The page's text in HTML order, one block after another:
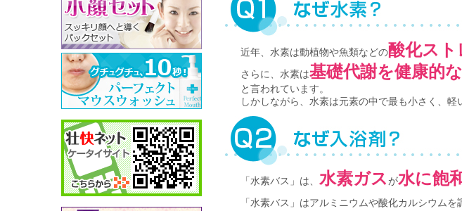
近年、水素は動植物や魚類などの酸化ス
さらに、水素は基礎代謝を健康的
と言われています。
しかしながら、水素は元素の中で最も小さく、
「水素バス」は、 水素ガス が水に飽
「水素バス」はアルミニウムや酸化カルシウム